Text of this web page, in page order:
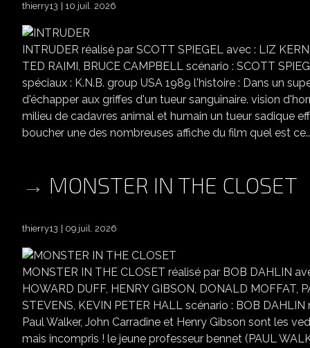
thierry13 10 juil. 2026
INTRUDER réalisé par SCOTT SPIEGEL avec : LIZ
TED RAIMI, BRUCE CAMPBELL scénario : SCOTT
spéciaux : K.N.B. group USA 1989 l'histoire : Dans un
d'échapper aux griffes d'un tueur sanguinaire. vision
milieu de cadavres animal et humain un tueur sadique
boucher une des nombreuses affiche du film quel est
MONSTER IN THE CLOSET
thierry13 09 juil. 2026
MONSTER IN THE CLOSET réalisé par BOB DAHLIN
HOWARD DUFF, HENRY GIBSON, DONALD MOFFAT,
STEVENS, KEVIN PETER HALL scénario : BOB
Paul Walker, John Carradine et Henry Gibson sont les
mais incompris ! le jeune professeur bennet (PAUL